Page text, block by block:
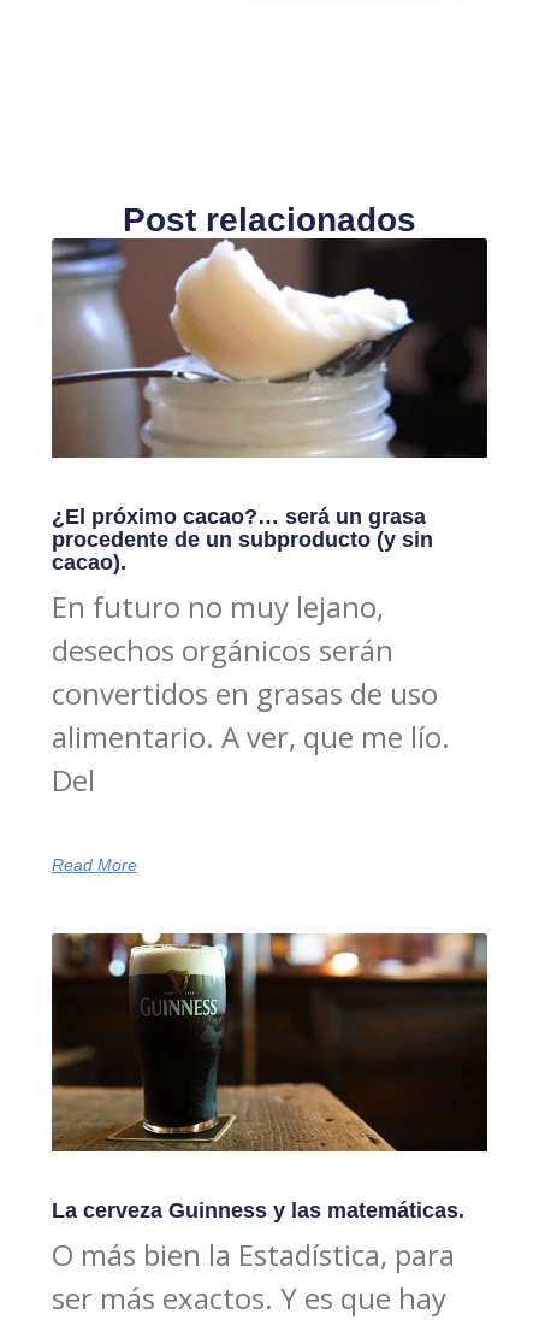
Post relacionados
¿El próximo cacao?… será un grasa
procedente de un subproducto (y sin
cacao).
En futuro no muy lejano,
desechos orgánicos serán
convertidos en grasas de uso
alimentario. A ver, que me lío.
Del
Read More
La cerveza Guinness y las matemáticas.
O más bien la Estadística, para
ser más exactos. Y es que hay